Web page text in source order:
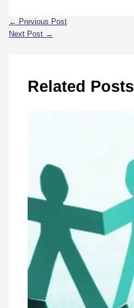
← Previous Post
Next Post →
Related Posts